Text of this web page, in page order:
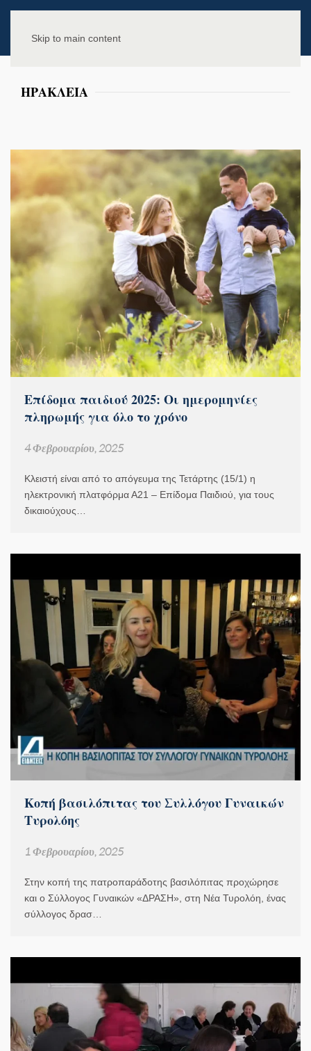
Skip to main content
ΗΡΑΚΛΕΙΑ
Επίδομα παιδιού 2025: Οι ημερομηνίες
πληρωμής για όλο το χρόνο
4 Φεβρουαρίου, 2025
Κλειστή είναι από το απόγευμα της Τετάρτης (15/1) η
ηλεκτρονική πλατφόρμα Α21 – Επίδομα Παιδιού, για τους
δικαιούχους…
Κοπή βασιλόπιτας του Συλλόγου Γυναικών
Τυρολόης
1 Φεβρουαρίου, 2025
Στην κοπή της πατροπαράδοτης βασιλόπιτας προχώρησε
και ο Σύλλογος Γυναικών «ΔΡΑΣΗ», στη Νέα Τυρολόη, ένας
σύλλογος δρασ…